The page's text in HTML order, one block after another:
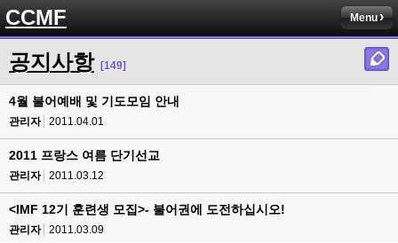
CCMF Menu
공지사항 [149]
4월 불어예배 및 기도모임 안내
관리자 2011.04.01
2011 프랑스 여름 단기선교
관리자 2011.03.12
<IMF 12기 훈련생 모집>- 불어권에 도전하십시오!
관리자 2011.03.09